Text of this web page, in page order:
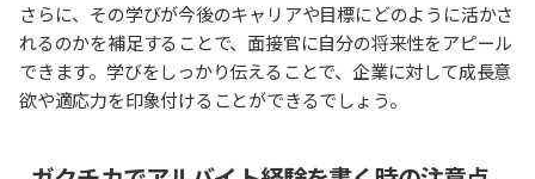
さらに、その学びが今後のキャリアや目標にどのように活かさ
れるのかを補足することで、面接官に自分の将来性をアピール
できます。学びをしっかり伝えることで、企業に対して成長意
欲や適応力を印象付けることができるでしょう。